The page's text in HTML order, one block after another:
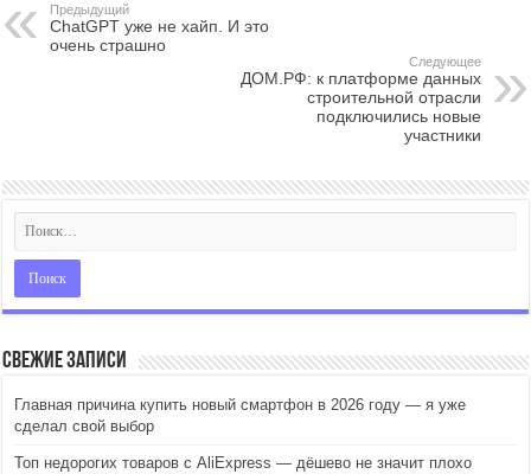
Предыдущий
ChatGPT уже не хайп. И это
очень страшно
Следующее
ДОМ.РФ: к платформе данных
строительной отрасли
подключились новые
участники
Свежие записи
Главная причина купить новый смартфон в 2026 году — я уже
сделал свой выбор
Топ недорогих товаров с AliExpress — дёшево не значит плохо